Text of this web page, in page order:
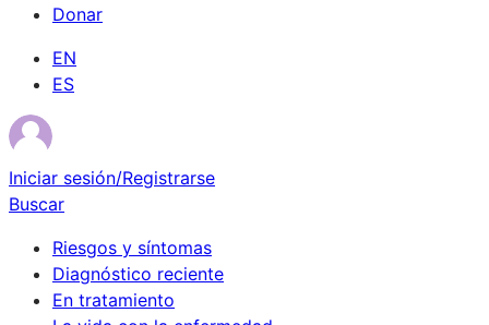
Donar
EN
ES
Iniciar sesión/Registrarse
Buscar
Riesgos y síntomas
Diagnóstico reciente
En tratamiento